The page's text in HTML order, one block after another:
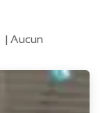
| Aucun